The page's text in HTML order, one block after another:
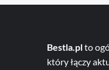
Bestla.plto
który łączy